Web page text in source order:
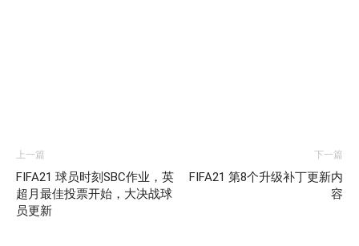
上一篇
FIFA21 球员时刻SBC作业，英
超月最佳投票开始，大决战球
员更新
下一篇
FIFA21 第8个升级补丁更新内
容